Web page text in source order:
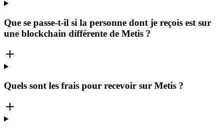
Que se passe-t-il si la personne dont je reçois est sur
une blockchain différente de Metis ?
Quels sont les frais pour recevoir sur Metis ?